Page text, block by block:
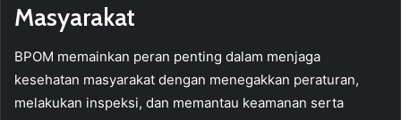
Masyarakat
BPOM memainkan peran penting dalam menjaga
kesehatan masyarakat dengan menegakkan peraturan,
melakukan inspeksi, dan memantau keamanan serta